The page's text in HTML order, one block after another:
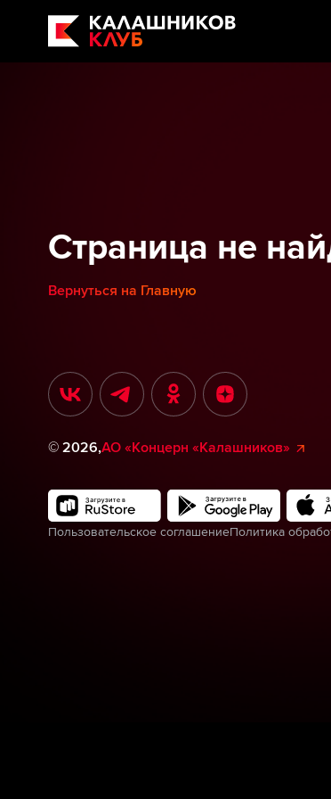
Страница не
Вернуться на Главную
© 2026,АО «Концерн «Калашников»
Пользовательское соглашениеПолитика